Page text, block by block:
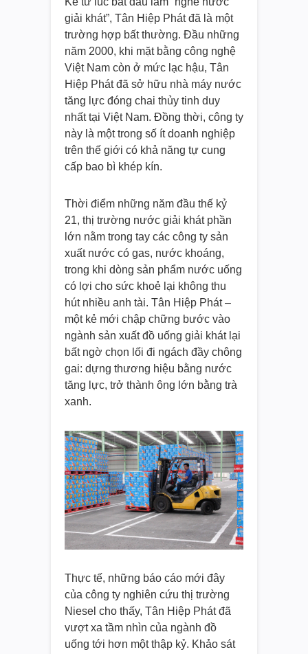
giải khát”, Tân Hiệp Phát đã là một
trường hợp bất thường. Đầu những
năm 2000, khi mặt bằng công nghệ
Việt Nam còn ở mức lạc hậu, Tân
Hiệp Phát đã sở hữu nhà máy nước
tăng lực đóng chai thủy tinh duy
nhất tại Việt Nam. Đồng thời, công ty
này là một trong số ít doanh nghiệp
trên thế giới có khả năng tự cung
cấp bao bì khép kín.
Thời điểm những năm đầu thế kỷ
21, thị trường nước giải khát phần
lớn nằm trong tay các công ty sản
xuất nước có gas, nước khoáng,
trong khi dòng sản phẩm nước uống
có lợi cho sức khoẻ lại không thu
hút nhiều anh tài. Tân Hiệp Phát –
một kẻ mới chập chững bước vào
ngành sản xuất đồ uống giải khát lại
bất ngờ chọn lối đi ngách đầy chông
gai: dựng thương hiệu bằng nước
tăng lực, trở thành ông lớn bằng trà
xanh.
Thực tế, những báo cáo mới đây
của công ty nghiên cứu thị trường
Niesel cho thấy, Tân Hiệp Phát đã
vượt xa tầm nhìn của ngành đồ
uống tới hơn một thập kỷ. Khảo sát